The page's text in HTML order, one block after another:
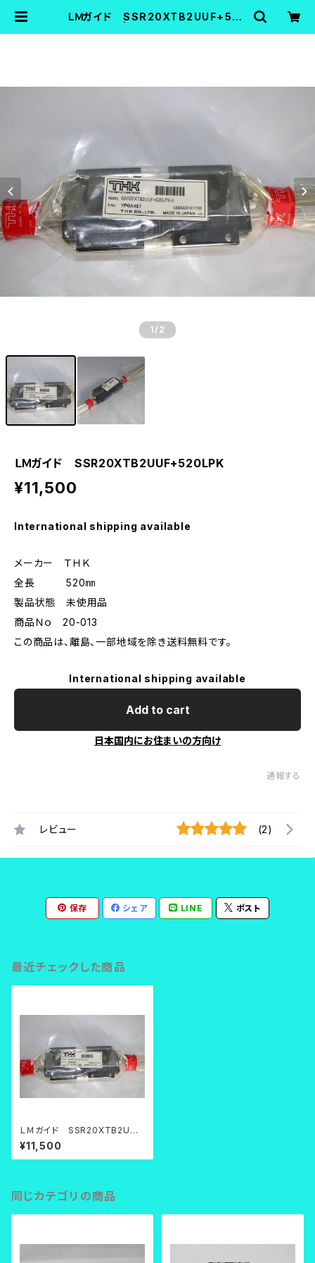
ＬＭガイド SSR20XTB2UUF+520
1 /2
ＬＭガイド SSR20XTB2UUF+520LPK
¥11,500
International shipping available
メーカー ＴＨＫ
全長 520㎜
製品状態 未使用品
商品Ｎｏ 20-013
この商品は、離島、一部地域を除き送料無料です。
International shipping available
Add to cart
日本国内にお住まいの方向け
通報する
レビュー (2)
保存 シェア LINE ポスト
最近チェックした商品
ＬＭガイド SSR20XTB2UUF
+520LPK
¥11,500
同じカテゴリの商品